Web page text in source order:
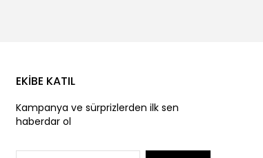
EKİBE KATIL
Kampanya ve sürprizlerden ilk sen
haberdar ol